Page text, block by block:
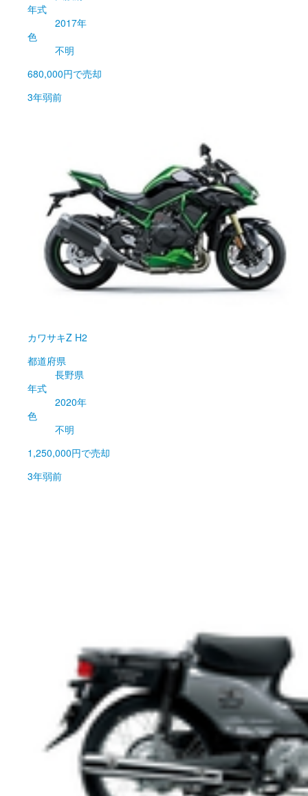
年式
2017年
色
不明
680,000円で売却
3年弱前
カワサキZ H2
都道府県
長野県
年式
2020年
色
不明
1,250,000円で売却
3年弱前